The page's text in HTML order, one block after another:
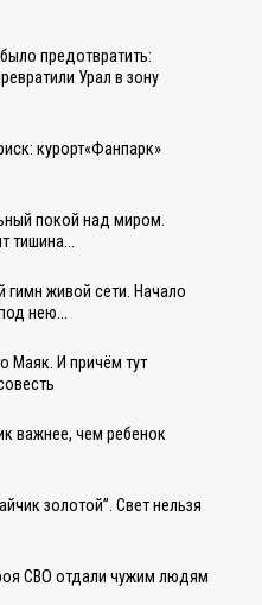
предотвратить:
Урал в зону
курорт«Фанпарк»
покой над миром.
тишина…
гимн живой сети. Начало
нею…
Маяк. И причём тут
важнее, чем ребенок
золотой”. Свет нельзя
СВО отдали чужим людям